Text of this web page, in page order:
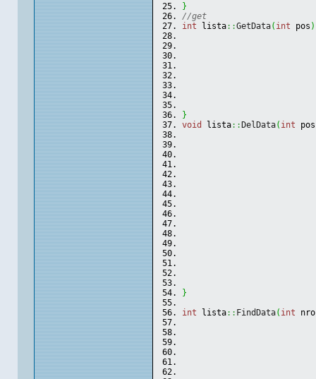
}
//get
int lista::GetData( int pos )
}
void
lista:: DelData( int pos
}
int lista:: FindData( int nro